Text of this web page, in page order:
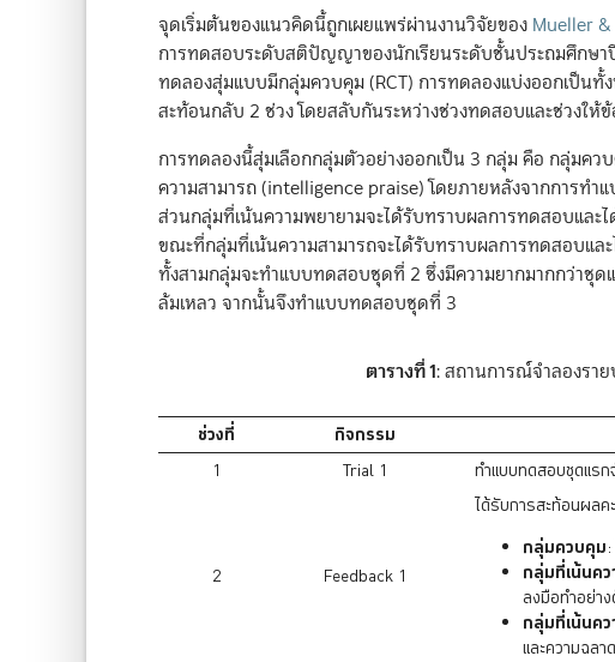
จุดเริ่มต้นของแนวคิดนี้ถูกเผยแพร่ผ่านงานวิจัยของ Mueller
การทดสอบระดับสติปัญญาของนักเรียนระดับชั้นประถมศึกษาปี
ทดลองสุ่มแบบมีกลุ่มควบคุม (RCT) การทดลองแบ่งออกเป็น
สะท้อนกลับ 2 ช่วง โดยสลับกันระหว่างช่วงทดสอบและช่วงให้
การทดลองนี้สุ่มเลือกกลุ่มตัวอย่างออกเป็น 3 กลุ่ม คือ กลุ่มค
ความสามารถ (intelligence praise) โดยภายหลังจากการท
ส่วนกลุ่มที่เน้นความพยายามจะได้รับทราบผลการทดสอบและ
ขณะที่กลุ่มที่เน้นความสามารถจะได้รับทราบผลการทดสอบแล
ทั้งสามกลุ่มจะทำแบบทดสอบชุดที่ 2 ซึ่งมีความยากมากกว่าชุ
ล้มเหลว จากนั้นจึงทำแบบทดสอบชุดที่ 3
ตารางที่ 1: สถานการณ์จำลองรา
ช่วงที่ กิจกรรม
1 Trial 1 ทำแบบทดสอบชุดแรก
2 Feedback 1
ได้รับการสะท้อนผลค
กลุ่มควบคุม
กลุ่มที่เน้นค
ลงมือทำอย่าง
กลุ่มที่เน้นค
และความฉลา